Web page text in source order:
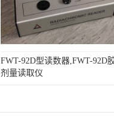
FWT-92D型读数器,FWT-92D
剂量读取仪